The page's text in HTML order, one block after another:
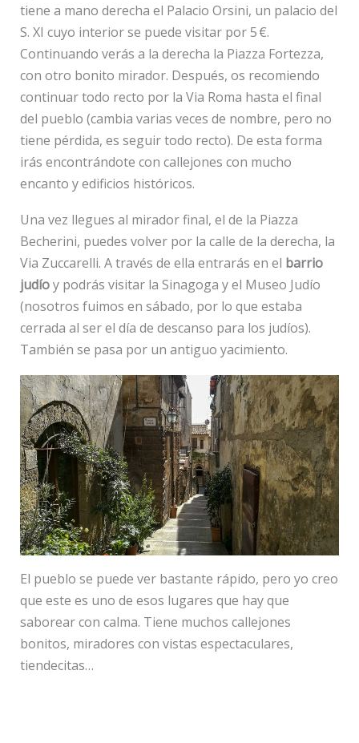
tiene a mano derecha el Palacio Orsini, un palacio del
S. XI cuyo interior se puede visitar por 5 €.
Continuando verás a la derecha la Piazza Fortezza,
con otro bonito mirador. Después, os recomiendo
continuar todo recto por la Via Roma hasta el final
del pueblo (cambia varias veces de nombre, pero no
tiene pérdida, es seguir todo recto). De esta forma
irás encontrándote con callejones con mucho
encanto y edificios históricos.
Una vez llegues al mirador final, el de la Piazza
Becherini, puedes volver por la calle de la derecha, la
Via Zuccarelli. A través de ella entrarás en el barrio
judíoy podrás visitar la Sinagoga y el Museo Judío
(nosotros fuimos en sábado, por lo que estaba
cerrada al ser el día de descanso para los judíos).
También se pasa por un antiguo yacimiento.
El pueblo se puede ver bastante rápido, pero yo creo
que este es uno de esos lugares que hay que
saborear con calma. Tiene muchos callejones
bonitos, miradores con vistas espectaculares,
tiendecitas…